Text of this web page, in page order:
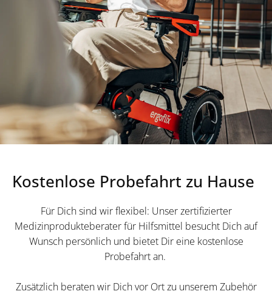
Kostenlose Probefahrt zu Hause
Für Dich sind wir flexibel: Unser zertifizierter
Medizinprodukteberater für Hilfsmittel besucht Dich auf
Wunsch persönlich und bietet Dir eine kostenlose
Probefahrt an.
Zusätzlich beraten wir Dich vor Ort zu unserem Zubehör